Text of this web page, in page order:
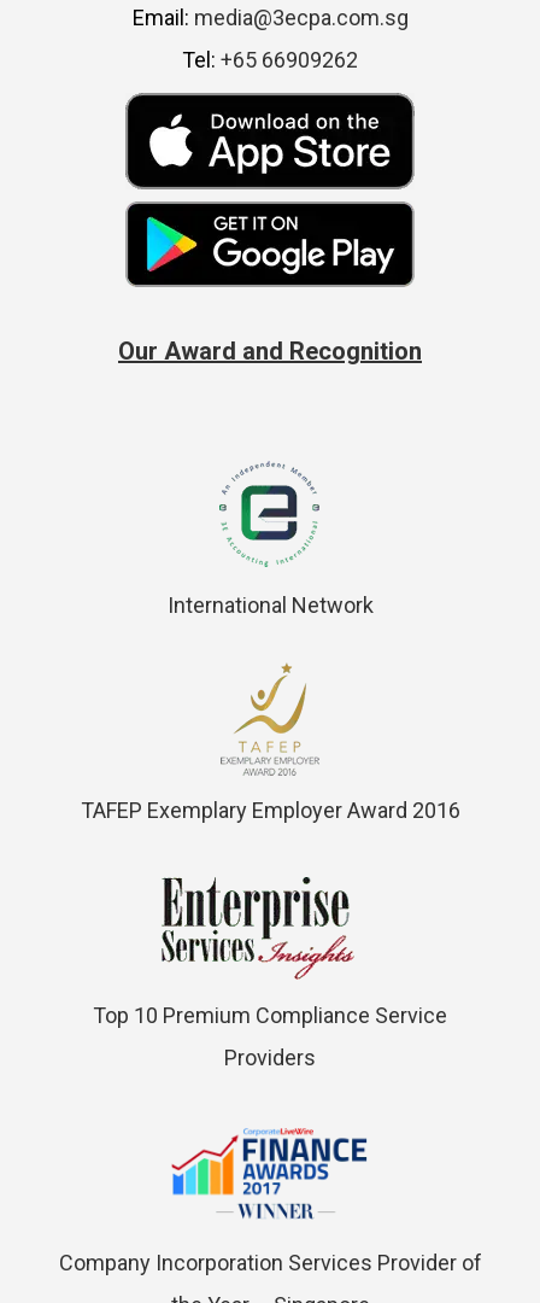
Email: media@3ecpa.com.sg
Tel: +65 66909262
Our Award and Recognition
International Network
TAFEP Exemplary Employer Award 2016
Top 10 Premium Compliance Service
Providers
Company Incorporation Services Provider of